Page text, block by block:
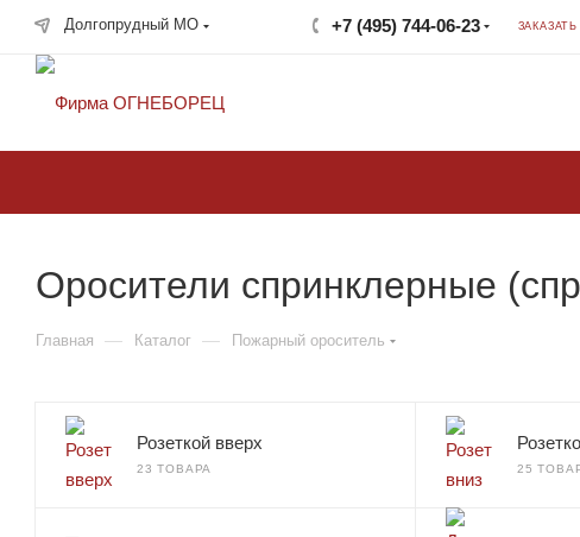
Долгопрудный МО +7 (495) 744-06-23
Оросители спринклерные
Главная — Каталог — Пожарный ороситель
Розеткой вверх
23 ТОВАРА 25